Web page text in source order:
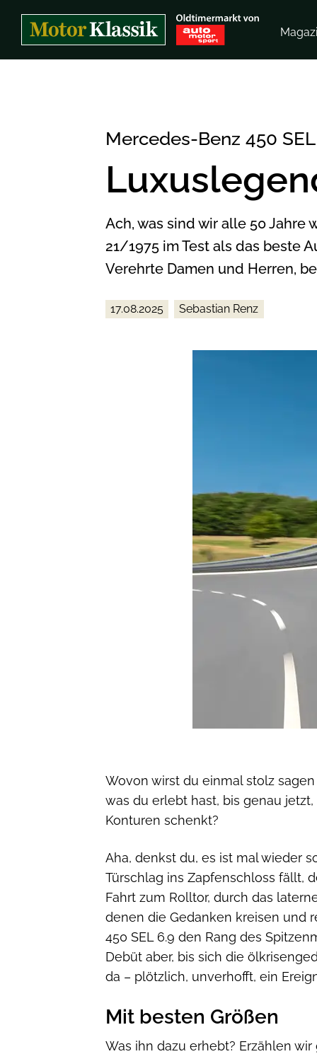
Mercedes-Benz 450
Ach, was sind wir alle 50 Jahre
21/1975 im Test als das beste
Verehrte Damen und Herren,
17.08.2025 Sebastian Renz
Wovon wirst du einmal stolz
was du erlebt hast, bis genau
Konturen schenkt?
Aha, denkst du, es ist mal wieder
Türschlag ins Zapfenschloss fällt,
Fahrt zum Rolltor, durch das
denen die Gedanken kreisen und
450 SEL 6.9 den Rang des
Debüt aber, bis sich die
da – plötzlich, unverhofft, ein
Mit besten Größen
Was ihn dazu erhebt? Erzählen